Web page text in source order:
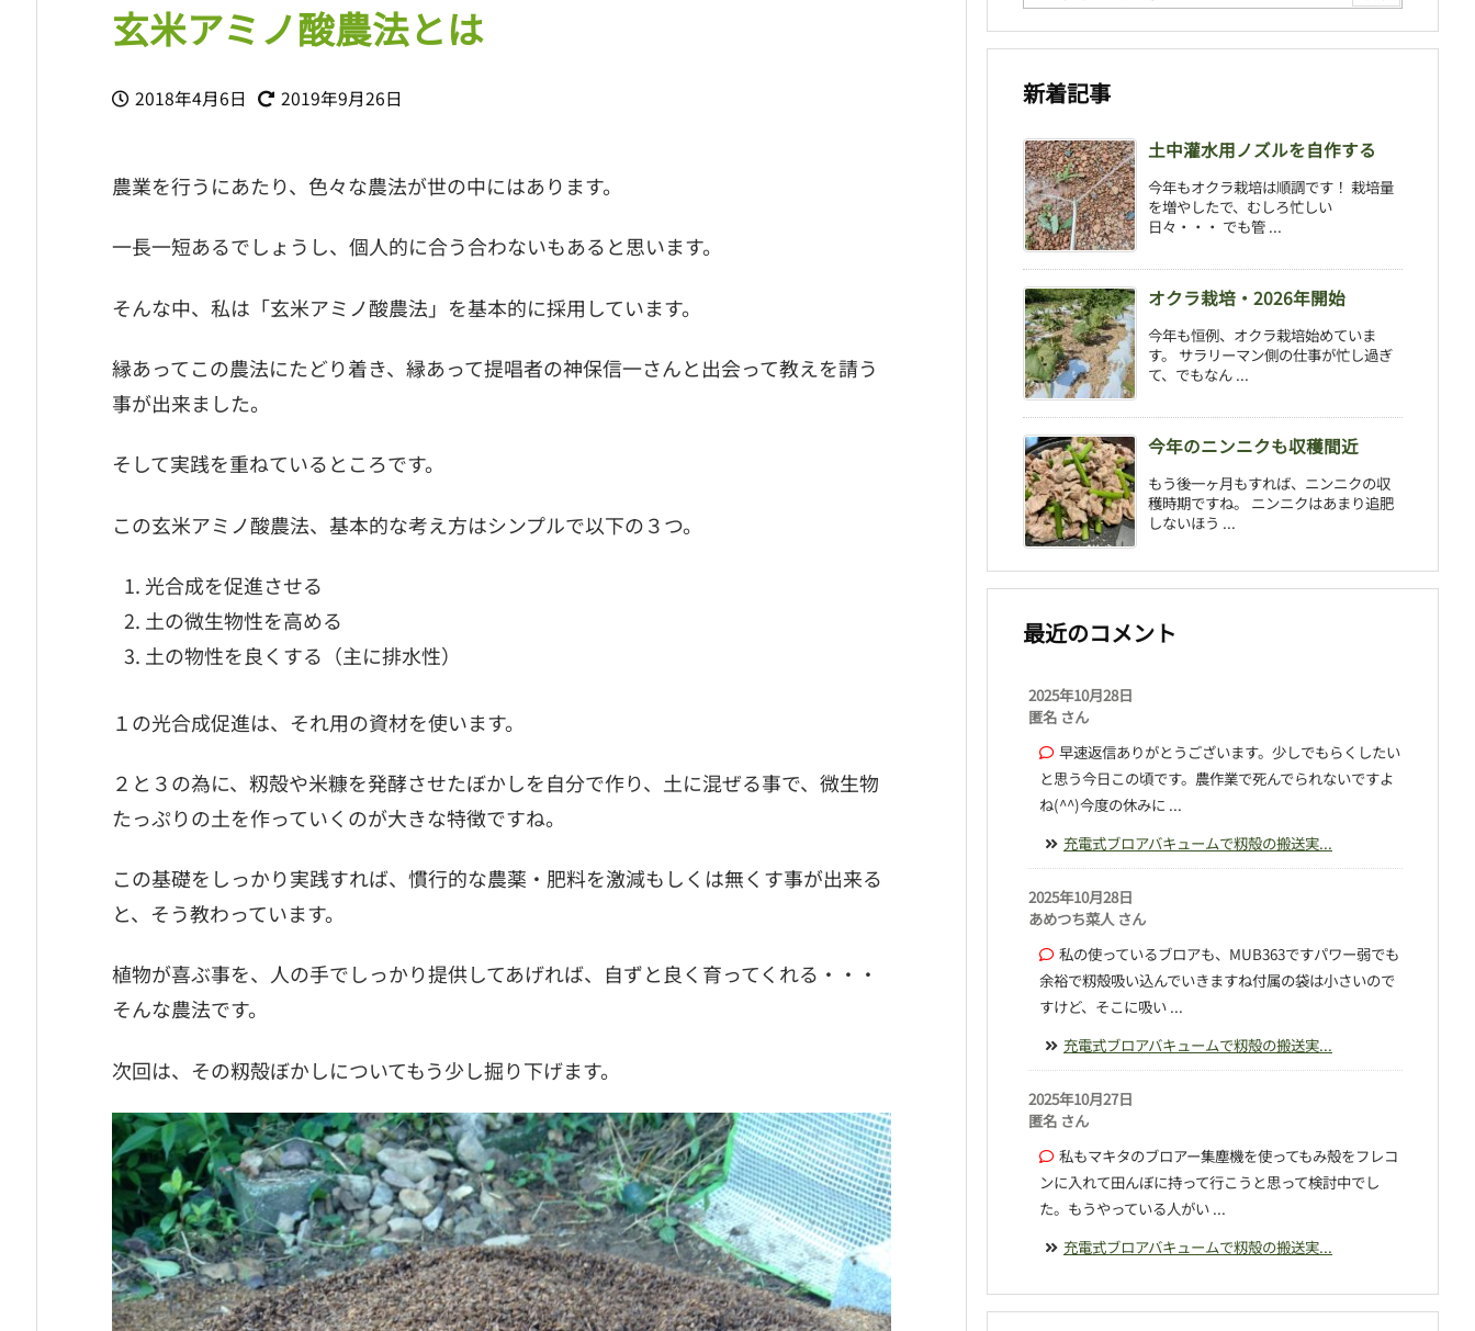
玄米アミノ酸農法とは
2018年4月6日 2019年9月26日
農業を行うにあたり、色々な農法が世の中にはあります。
一長一短あるでしょうし、個人的に合う合わないもあると思います。
そんな中、私は「玄米アミノ酸農法」を基本的に採用しています。
縁あってこの農法にたどり着き、縁あって提唱者の神保信一さんと出会って教えを請う
事が出来ました。
そして実践を重ねているところです。
この玄米アミノ酸農法、基本的な考え方はシンプルで以下の３つ。
光合成を促進させる
土の微生物性を高める
土の物性を良くする（主に排水性）
１の光合成促進は、それ用の資材を使います。
２と３の為に、籾殻や米糠を発酵させたぼかしを自分で作り、土に混ぜる事で、微生物
たっぷりの土を作っていくのが大きな特徴ですね。
この基礎をしっかり実践すれば、慣行的な農薬・肥料を激減もしくは無くす事が出来る
と、そう教わっています。
植物が喜ぶ事を、人の手でしっかり提供してあげれば、自ずと良く育ってくれる・・・
そんな農法です。
次回は、その籾殻ぼかしについてもう少し掘り下げます。
新着記事
土中灌水用ノズルを自作する
今年もオクラ栽培は順調です！ 栽培量
を増やしたで、むしろ忙しい
日々・・・ でも管 ...
オクラ栽培・2026年開始
今年も恒例、オクラ栽培始めていま
す。 サラリーマン側の仕事が忙し過ぎ
て、でもなん ...
今年のニンニクも収穫間近
もう後一ヶ月もすれば、ニンニクの収
穫時期ですね。 ニンニクはあまり追肥
しないほう ...
最近のコメント
2025年10月28日
匿名 さん
早速返信ありがとうございます。少しでもらくしたい
と思う今日この頃です。農作業で死んでられないですよ
ね(^^)今度の休みに ...
充電式ブロアバキュームで籾殻の搬送実...
2025年10月28日
あめつち菜人 さん
私の使っているブロアも、MUB363ですパワー弱でも
余裕で籾殻吸い込んでいきますね付属の袋は小さいので
すけど、そこに吸い ...
充電式ブロアバキュームで籾殻の搬送実...
2025年10月27日
匿名 さん
私もマキタのブロアー集塵機を使ってもみ殻をフレコ
ンに入れて田んぼに持って行こうと思って検討中でし
た。もうやっている人がい ...
充電式ブロアバキュームで籾殻の搬送実...